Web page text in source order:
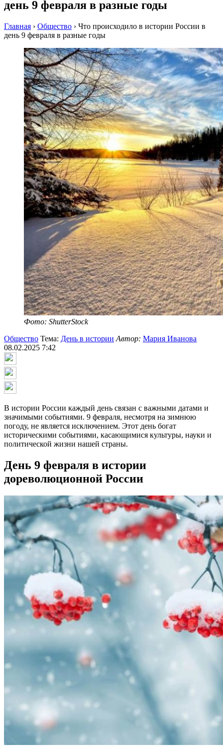
день 9 февраля в разные годы
Главная › Общество › Что происходило в истории России в
день 9 февраля в разные годы
Фото: ShutterStock
Общество Тема: День в истории Автор: Мария Иванова
08.02.2025 7:42
В истории России каждый день связан с важными датами и
значимыми событиями. 9 февраля, несмотря на зимнюю
погоду, не является исключением. Этот день богат
историческими событиями, касающимися культуры, науки и
политической жизни нашей страны.
День 9 февраля в истории
дореволюционной России